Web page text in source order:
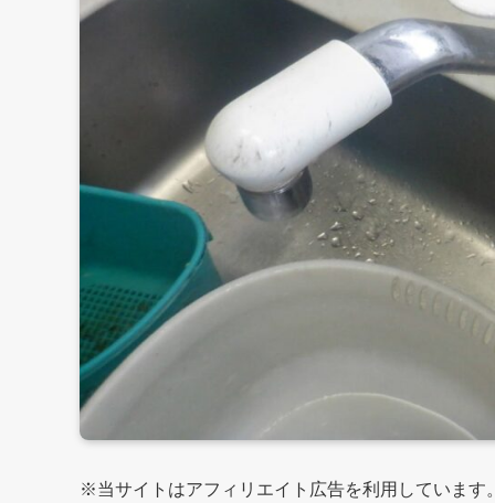
※当サイトはアフィリエイト広告を利用しています